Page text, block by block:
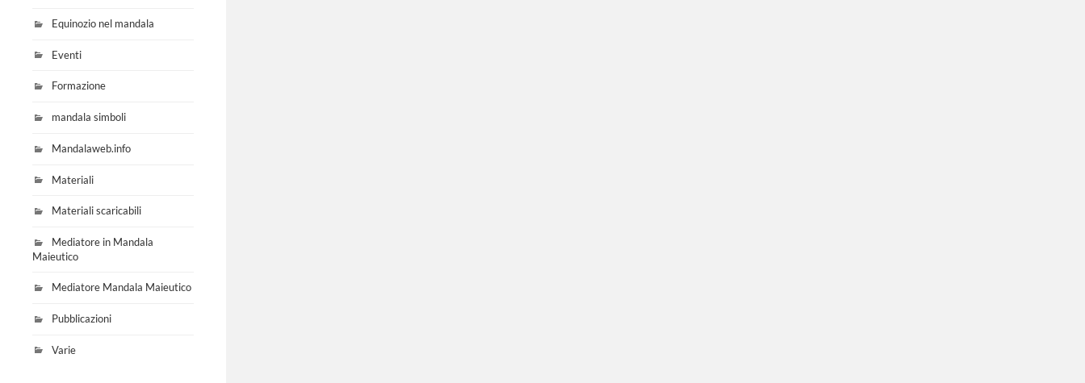
Equinozio nel mandala
Eventi
Formazione
mandala simboli
Mandalaweb.info
Materiali
Materiali scaricabili
Mediatore in Mandala
Maieutico
Mediatore Mandala Maieutico
Pubblicazioni
Varie